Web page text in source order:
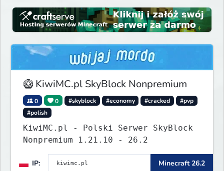
🥝 KiwiMC.pl SkyBlock Nonpremium
0 0 #skyblock #economy #cracked
#pvp
#polish
KiwiMC.pl - Polski Serwer SkyBlock
Nonpremium 1.21.10 - 26.2
IP: Minecraft 26.2